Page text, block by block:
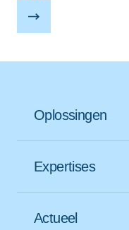
Oplossingen
Expertises
Actueel